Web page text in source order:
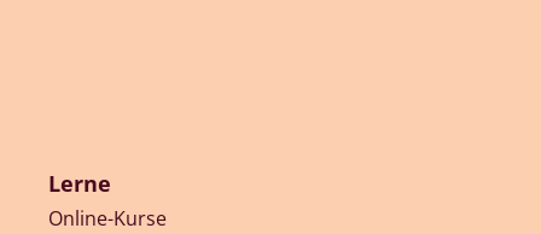
Lerne
Online-Kurse